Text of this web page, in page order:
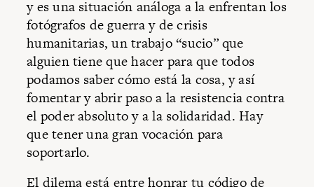
y es una situación análoga a la enfrentan los
fotógrafos de guerra y de crisis
humanitarias, un trabajo “sucio” que
alguien tiene que hacer para que todos
podamos saber cómo está la cosa, y así
fomentar y abrir paso a la resistencia contra
el poder absoluto y a la solidaridad. Hay
que tener una gran vocación para
soportarlo.
El dilema está entre honrar tu código de